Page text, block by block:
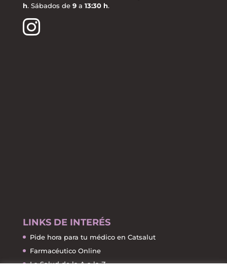
h. Sábados de 9a 13:30 h.
LINKS DE INTERÉS
Pide hora para tu médico en Catsalut
Farmacéutico Online
La Salud de la A a la Z